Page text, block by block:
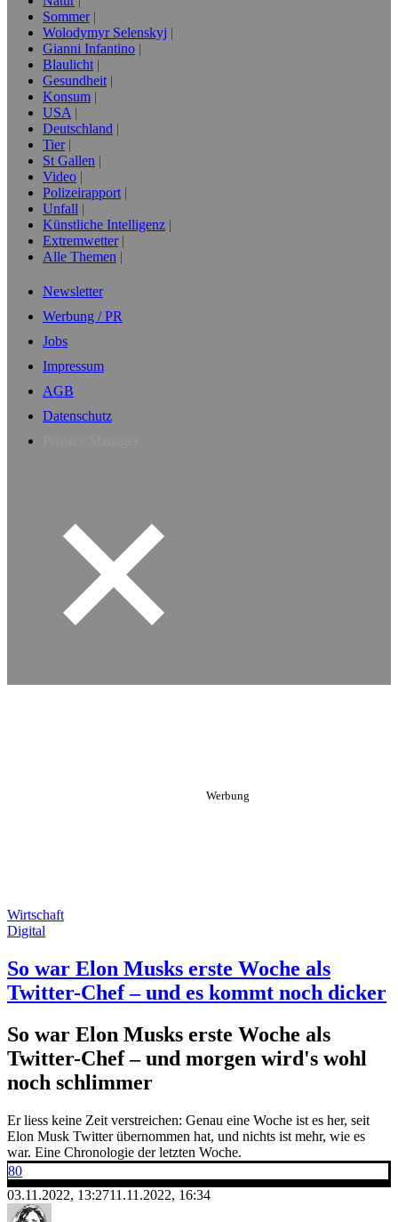
Sommer
Wolodymyr Selenskyj
Gianni Infantino
Blaulicht
Gesundheit
Konsum
USA
Deutschland
Tier
St Gallen
Video
Polizeirapport
Unfall
Künstliche Intelligenz
Extremwetter
Alle Themen
Newsletter
Werbung / PR
Jobs
Impressum
AGB
Datenschutz
Wirtschaft
Digital
So war Elon Musks erste Woche als
Twitter-Chef – und es kommt noch dicker
So war Elon Musks erste Woche als
Twitter-Chef – und morgen wird's wohl
noch schlimmer
Er liess keine Zeit verstreichen: Genau eine Woche ist es her, seit
Elon Musk Twitter übernommen hat, und nichts ist mehr, wie es
war. Eine Chronologie der letzten Woche.
80
03.11.2022, 13:2711.11.2022, 16:34